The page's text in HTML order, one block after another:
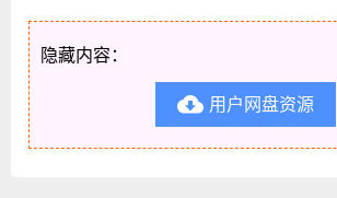
隐藏内容：
用户网盘资源